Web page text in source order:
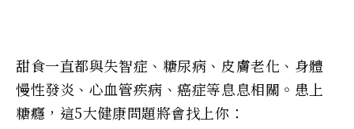
甜食一直都與失智症、糖尿病、皮膚老化、身體
慢性發炎、心血管疾病、癌症等息息相關。患上
糖癮，這5大健康問題將會找上你：